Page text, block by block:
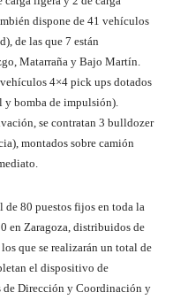
dispone de 41 vehículos
de las que 7 están
Matarraña y Bajo Martín.
4×4 pick ups dotados
bomba de impulsión).
se contratan 3 bulldozer
montados sobre camión
80 puestos fijos en toda la
en Zaragoza, distribuidos de
que se realizarán un total de
el dispositivo de
Dirección y Coordinación y